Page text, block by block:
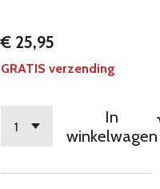
€ 25,95
GRATIS verzending
In
winkelwagen